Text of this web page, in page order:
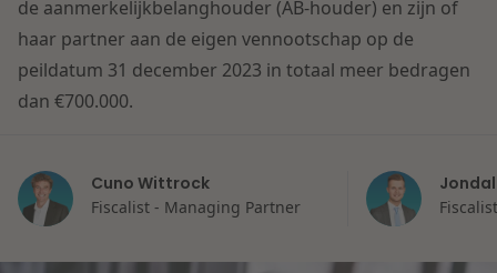
Vastgoed
Aanbesteding & Mededinging
woningbouw
Lees meer
Dichtbij de wendbare onderneming
de aanmerkelijkbelanghouder (AB-houder) en zijn of
haar partner aan de eigen vennootschap op de
peildatum 31 december 2023 in totaal meer bedragen
dan €700.000.
Cuno Wittrock
Fiscalist - Managing Partner